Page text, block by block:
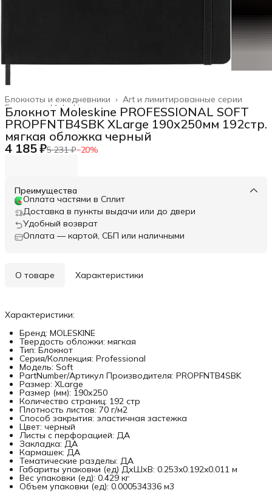
Art и лимитированные серии
Блокноты и ежедневники ›
Moleskine ›
Главная ›
Блокнот Moleskine PROFESSIONAL SOFT
PROPFNTB4SBK XLarge 190х250мм 192стр.
мягкая обложка черный
4 185 ₽5 231 ₽−20%
Преимущества
Оплата частями в Сплит
Доставка в пункты выдачи или до двери
Удобный возврат
Оплата — картой, СБП или наличными
О товаре Характеристики
Характеристики:
Бренд: MOLESKINE
Твердость обложки: мягкая
Тип: Блокнот
Серия/Коллекция: Professional
Модель: Soft
PartNumber/Артикул Производителя: PROPFNTB4SBK
Размер: XLarge
Размер (мм): 190х250
Количество страниц: 192 стр
Плотность листов: 70 г/м2
Способ закрытия: эластичная застежка
Цвет: черный
Листы с перфорацией: ДА
Закладка: ДА
Кармашек: ДА
Тематические разделы: ДА
Габариты упаковки (ед) ДхШхВ: 0.253x0.192x0.011 м
Вес упаковки (ед): 0.429 кг
Объем упаковки (ед): 0.000534336 м3